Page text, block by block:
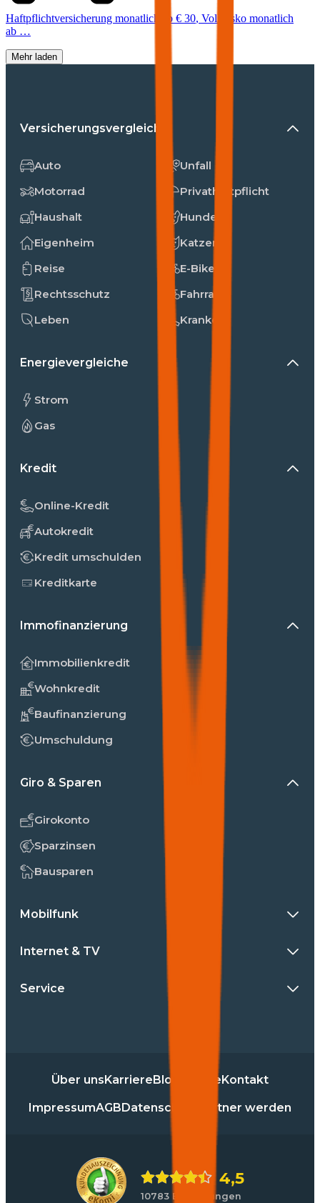
Haftpflichtversicherung monatlich ab € 30, Vollkasko monatlich
ab …
Mehr laden
Versicherungsvergleiche
Auto
Motorrad
Haushalt
Eigenheim
Reise
Rechtsschutz
Leben
Unfall
Privathaftpflicht
Hunde
Katzen
E-Bike
Fahrrad
Kranken
Energievergleiche
Strom
Gas
Kredit
Online-Kredit
Autokredit
Kredit umschulden
Kreditkarte
Immofinanzierung
Immobilienkredit
Wohnkredit
Baufinanzierung
Umschuldung
Giro & Sparen
Girokonto
Sparzinsen
Bausparen
Mobilfunk
Internet & TV
Service
Über unsKarriereBlog PresseKontakt
ImpressumAGBDatenschutz Partner werden
4,5
10783 Bewertungen